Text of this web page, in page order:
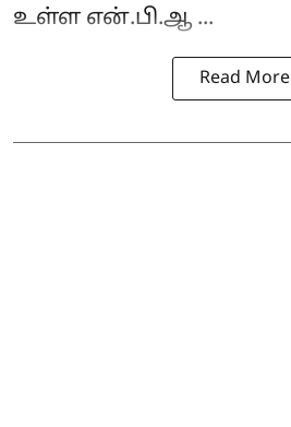
உள்ள என்.பி.ஆ ...
Read More